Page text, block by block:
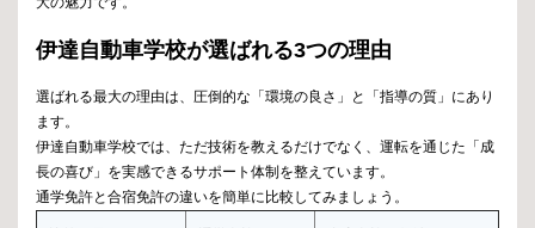
伊達自動車学校が選ばれる3つの理由
選ばれる最大の理由は、圧倒的な「環境の良さ」と「指導の質」にあり
ます。
伊達自動車学校では、ただ技術を教えるだけでなく、運転を通じた「成
長の喜び」を実感できるサポート体制を整えています。
通学免許と合宿免許の違いを簡単に比較してみましょう。